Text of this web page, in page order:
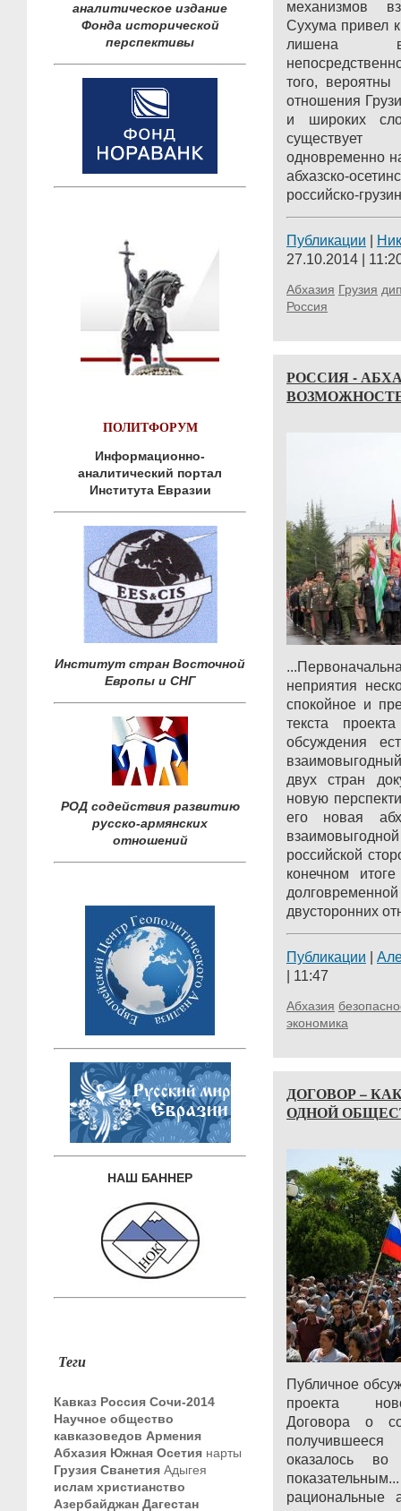
аналитическое издание
Фонда исторической
перспективы
ПОЛИТФОРУМ
Информационно-
аналитический портал
Института Евразии
Институт стран Восточной
Европы и СНГ
РОД содействия развитию
русско-армянских
отношений
НАШ БАННЕР
Теги
Кавказ Россия Сочи-2014
Научное общество
кавказоведов Армения
Абхазия Южная Осетия нарты
Грузия Сванетия Адыгея
ислам христианство
Азербайджан Дагестан
механизмов
Сухума привел к
лишена
того, вероятны
отношения
и широких
существует
одновременно
абхазско-
российско-
Публикации
27.10.2014 |
Абхазия Грузия
Россия
РОССИЯ -
неприятия
спокойное и
текста
обсуждения
двух стран
новую
его новая
российской
конечном
двусторонних
Публикации
| 11:47
Абхазия
экономика
ДОГОВОР –
ОДНОЙ
Публичное
проекта
Договора о
оказалось
рациональные